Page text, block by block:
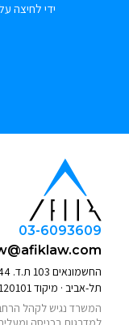
ידי לחיצה
03-6093609
החשמונאים 103 ת.ד. 20144
תל-אביב · מיקוד 6120101
המשרד נגיש לקהל